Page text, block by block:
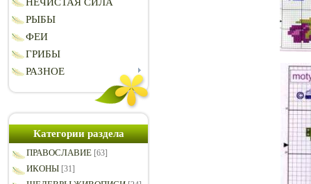
НЕЧИСТАЯ СИЛА
РЫБЫ
ФЕИ
ГРИБЫ
РАЗНОЕ
Категории раздела
ПРАВОСЛАВИЕ [63]
ИКОНЫ [31]